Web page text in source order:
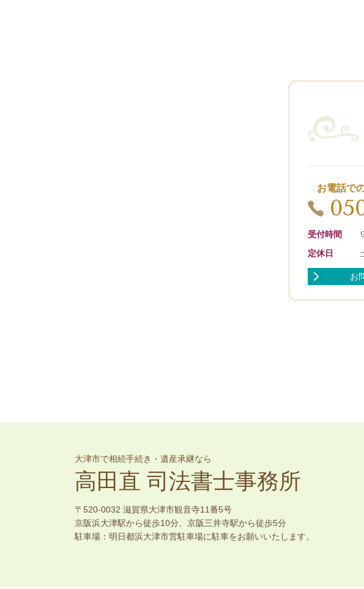
お電話で
受付時間
定休日
お
大津市で相続手続き・遺産承継なら
高田直 司法書士事務所
〒520-0032 滋賀県大津市観音寺11番5号
京阪浜大津駅から徒歩10分、京阪三井寺駅から徒歩5分
駐車場：明日都浜大津市営駐車場に駐車をお願いいたします。